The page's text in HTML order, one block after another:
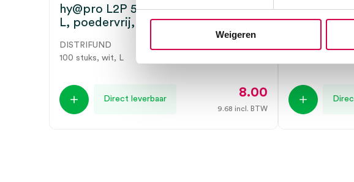
Weigeren
hy@pro L2P 5.6 latex handschoenen,
L, poedervrij, wit, onsteriel (100)
DISTRIFUND
100 stuks, wit, L
Direct leverbaar 8.00
9.68 incl. BTW
Lifeguard
woven,